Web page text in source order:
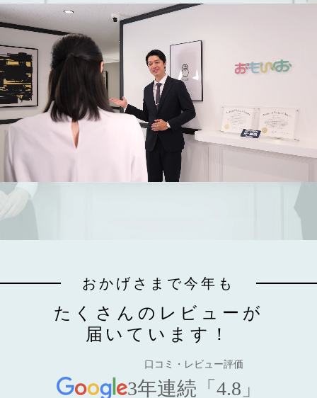
おかげさまで今年も
たくさんのレビューが
届いています！
口コミ・レビュー評価
3年連続「4.8」